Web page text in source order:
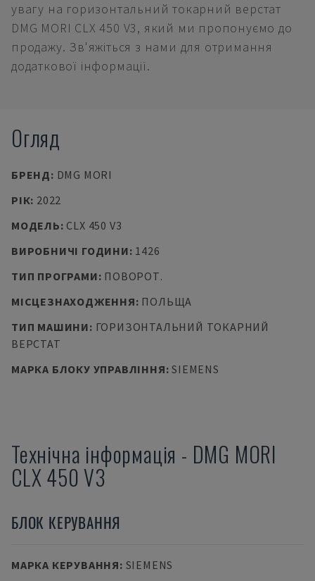
увагу на горизонтальний токарний верстат
DMG MORI CLX 450 V3, який ми пропонуємо до
продажу. Зв'яжіться з нами для отримання
додаткової інформації.
Огляд
БРЕНД: DMG MORI
РІК: 2022
МОДЕЛЬ: CLX 450 V3
ВИРОБНИЧІ ГОДИНИ: 1426
ТИП ПРОГРАМИ: ПОВОРОТ.
МІСЦЕЗНАХОДЖЕННЯ: ПОЛЬЩА
ТИП МАШИНИ: ГОРИЗОНТАЛЬНИЙ ТОКАРНИЙ
ВЕРСТАТ
МАРКА БЛОКУ УПРАВЛІННЯ:SIEMENS
Технічна інформація - DMG MORI
CLX 450 V3
БЛОК КЕРУВАННЯ
МАРКА КЕРУВАННЯ: SIEMENS